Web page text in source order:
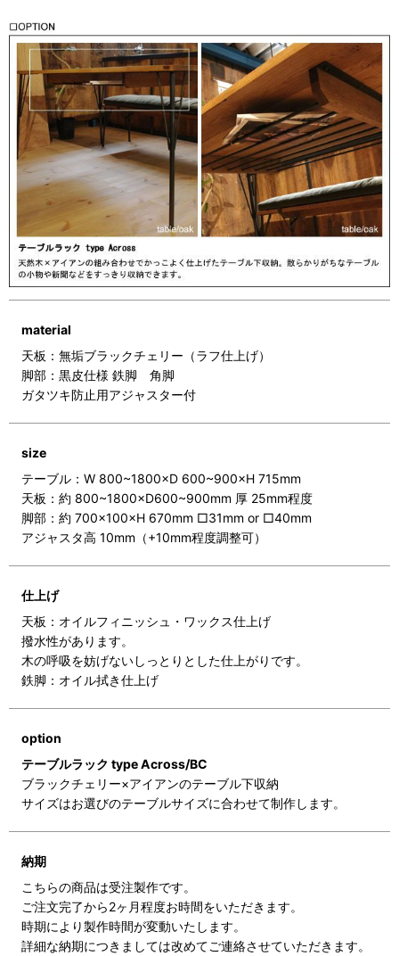
material
天板：無垢ブラックチェリー（ラフ仕上げ）
脚部：黒皮仕様 鉄脚 角脚
ガタツキ防止用アジャスター付
size
テーブル：W 800~1800×D 600~900×H 715mm
天板：約 800~1800×D600~900mm 厚 25mm程度
脚部：約 700×100×H 670mm □31mm or □40mm
アジャスタ高 10mm（+10mm程度調整可）
仕上げ
天板：オイルフィニッシュ・ワックス仕上げ
撥水性があります。
木の呼吸を妨げないしっとりとした仕上がりです。
鉄脚：オイル拭き仕上げ
option
テーブルラック type Across/BC
ブラックチェリー×アイアンのテーブル下収納
サイズはお選びのテーブルサイズに合わせて制作します。
納期
こちらの商品は受注製作です。
ご注文完了から2ヶ月程度お時間をいただきます。
時期により製作時間が変動いたします。
詳細な納期につきましては改めてご連絡させていただきます。